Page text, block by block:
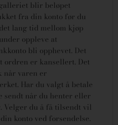
blir beløpet
fra din konto før du
lang tid mellom kjøp
oppleve at
bli opphevet. Det
er kansellert. Det
når varen er
Har du valgt å betale
sendt når du henter eller
Velger du å få tilsendt vil
konto ved forsendelse.